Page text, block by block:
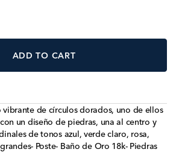
ADD TO CART
vibrante de círculos dorados, uno de ellos
un diseño de piedras, una al centro y
de tonos azul, verde claro, rosa,
Poste- Baño de Oro 18k- Piedras